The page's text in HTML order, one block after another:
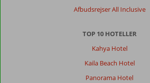
Afbudsrejser All Inclusive
TOP 10 HOTELLER
Kahya Hotel
Kaila Beach Hotel
Panorama Hotel